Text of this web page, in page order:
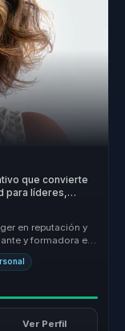
que convierte
para líderes,
en reputación y
y formadora en
Ver Perfil